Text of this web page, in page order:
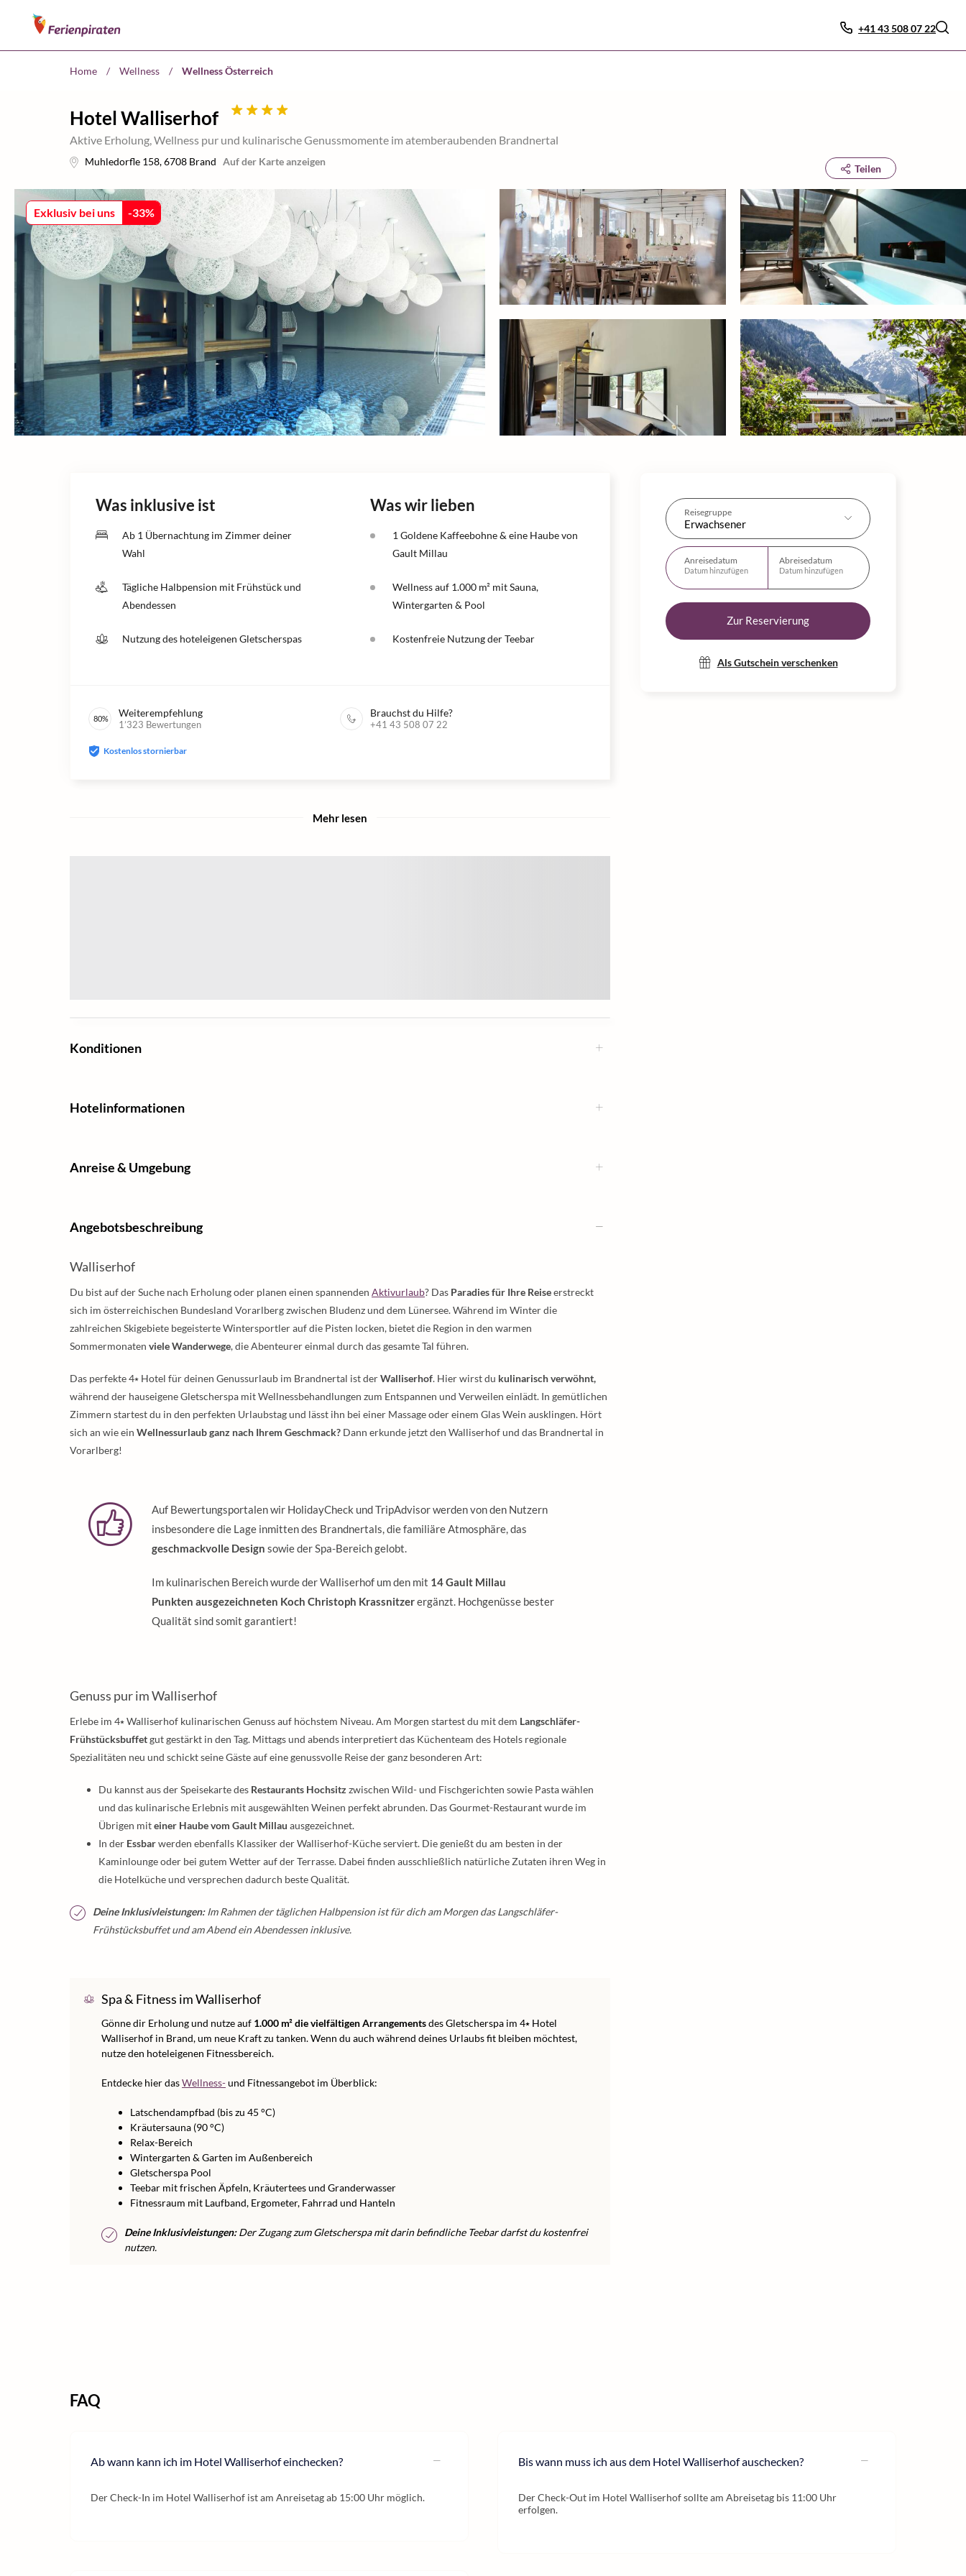
+41 43 508 07 22
Home / Wellness / Wellness Österreich
Hotel Walliserhof
Aktive Erholung, Wellness pur und kulinarische Genussmomente im atemberaubenden Brandnertal
Muhledorfle 158,6708 Brand Auf der Karte anzeigen
Teilen
Exklusiv bei uns -33%
Reisegruppe
Erwachsener
Anreisedatum
Datum hinzufügen
Abreisedatum
Datum hinzufügen
Zur Reservierung
Als Gutschein verschenken
Was inklusive ist
Ab 1 Übernachtung im Zimmer deiner
Wahl
Tägliche Halbpension mit Frühstück und
Abendessen
Nutzung des hoteleigenen Gletscherspas
Was wir lieben
1 Goldene Kaffeebohne & eine Haube von
Gault Millau
Wellness auf 1.000 m² mit Sauna,
Wintergarten & Pool
Kostenfreie Nutzung der Teebar
80% Weiterempfehlung
1’323 Bewertungen
Brauchst du Hilfe?
+41 43 508 07 22
Kostenlos stornierbar
Mehr lesen
Konditionen
Hotelinformationen
Anreise & Umgebung
Angebotsbeschreibung
Walliserhof
Du bist auf der Suche nach Erholung oder planen einen spannenden Aktivurlaub? Das Paradies für Ihre Reiseerstreckt
sich im österreichischen Bundesland Vorarlberg zwischen Bludenz und dem Lünersee. Während im Winter die
zahlreichen Skigebiete begeisterte Wintersportler auf die Pisten locken, bietet die Region in den warmen
Sommermonaten viele Wanderwege, die Abenteurer einmal durch das gesamte Tal führen.
Das perfekte 4⭑ Hotel für deinen Genussurlaub im Brandnertal ist derWalliserhof. Hier wirst du kulinarisch verwöhnt,
während der hauseigene Gletscherspa mit Wellnessbehandlungen zum Entspannen und Verweilen einlädt. In gemütlichen
Zimmern startest du in den perfekten Urlaubstag und lässt ihn bei einer Massage oder einem Glas Wein ausklingen. Hört
sich an wie ein Wellnessurlaub ganz nach Ihrem Geschmack? Dann erkunde jetzt den Walliserhof und das Brandnertal in
Vorarlberg!
Auf Bewertungsportalen wir HolidayCheck und TripAdvisor werden von den Nutzern
insbesondere die Lage inmitten des Brandnertals, die familiäre Atmosphäre, das
geschmackvolle Design sowie der Spa-Bereich gelobt.
Im kulinarischen Bereich wurde der Walliserhof um den mit 14 Gault Millau
Punkten ausgezeichneten Koch Christoph Krassnitzerergänzt. Hochgenüsse bester
Qualität sind somit garantiert!
Genuss pur im Walliserhof
Erlebe im 4⭑ Walliserhof kulinarischen Genuss auf höchstem Niveau. Am Morgen startest du mit dem Langschläfer-
Frühstücksbuffetgut gestärkt in den Tag. Mittags und abends interpretiert das Küchenteam des Hotels regionale
Spezialitäten neu und schickt seine Gäste auf eine genussvolle Reise der ganz besonderen Art:
Du kannst aus der Speisekarte des Restaurants Hochsitz zwischen Wild- und Fischgerichten sowie Pasta wählen
und das kulinarische Erlebnis mit ausgewählten Weinen perfekt abrunden. Das Gourmet-Restaurant wurde im
Übrigen miteiner Haube vom Gault Millau ausgezeichnet.
In der Essbarwerden ebenfalls Klassiker der Walliserhof-Küche serviert. Die genießt du am besten in der
Kaminlounge oder bei gutem Wetter auf der Terrasse. Dabei finden ausschließlich natürliche Zutaten ihren Weg in
die Hotelküche und versprechen dadurch beste Qualität.
Deine Inklusivleistungen:Im Rahmen der täglichen Halbpension ist für dich am Morgen das Langschläfer-
Frühstücksbuffet und am Abend ein Abendessen inklusive.
Spa & Fitness im Walliserhof
Gönne dir Erholung und nutze auf 1.000 m² die vielfältigen Arrangementsdes Gletscherspa im 4⭑ Hotel
Walliserhof in Brand, um neue Kraft zu tanken. Wenn du auch während deines Urlaubs fit bleiben möchtest,
nutze den hoteleigenen Fitnessbereich.
Entdecke hier dasWellness-und Fitnessangebot im Überblick:
Latschendampfbad (bis zu 45 °C)
Kräutersauna (90 °C)
Relax-Bereich
Wintergarten & Garten im Außenbereich
Gletscherspa Pool
Teebar mit frischen Äpfeln, Kräutertees und Granderwasser
Fitnessraum mit Laufband, Ergometer, Fahrrad und Hanteln
Deine Inklusivleistungen:Der Zugang zum Gletscherspa mit darin befindliche Teebar darfst du kostenfrei
nutzen.
FAQ
Ab wann kann ich im Hotel Walliserhof einchecken?
Der Check-In im Hotel Walliserhof ist am Anreisetag ab 15:00 Uhr möglich.
Bis wann muss ich aus dem Hotel Walliserhof auschecken?
Der Check-Out im Hotel Walliserhof sollte am Abreisetag bis 11:00 Uhr
erfolgen.